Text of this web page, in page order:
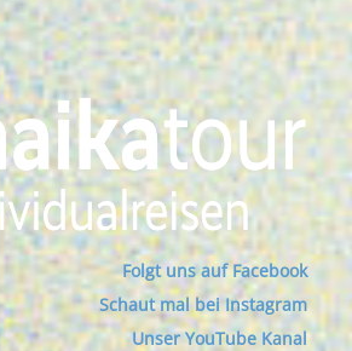
Folgt uns auf Facebook
Schaut mal bei Instagram
Unser YouTube Kanal